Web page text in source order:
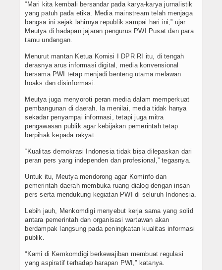
“Mari kita kembali bersandar pada karya-karya jurnalistik
yang patuh pada etika. Media mainstream telah menjaga
bangsa ini sejak lahirnya republik sampai hari ini,” ujar
Meutya di hadapan jajaran pengurus PWI Pusat dan para
tamu undangan.
Menurut mantan Ketua Komisi I DPR RI itu, di tengah
derasnya arus informasi digital, media konvensional
bersama PWI tetap menjadi benteng utama melawan
hoaks dan disinformasi.
Meutya juga menyoroti peran media dalam memperkuat
pembangunan di daerah. Ia menilai, media tidak hanya
sekadar penyampai informasi, tetapi juga mitra
pengawasan publik agar kebijakan pemerintah tetap
berpihak kepada rakyat.
“Kualitas demokrasi Indonesia tidak bisa dilepaskan dari
peran pers yang independen dan profesional,” tegasnya.
Untuk itu, Meutya mendorong agar Kominfo dan
pemerintah daerah membuka ruang dialog dengan insan
pers serta mendukung kegiatan PWI di seluruh Indonesia.
Lebih jauh, Menkomdigi menyebut kerja sama yang solid
antara pemerintah dan organisasi wartawan akan
berdampak langsung pada peningkatan kualitas informasi
publik.
“Kami di Kemkomdigi berkewajiban membuat regulasi
yang aspiratif terhadap harapan PWI,” katanya.